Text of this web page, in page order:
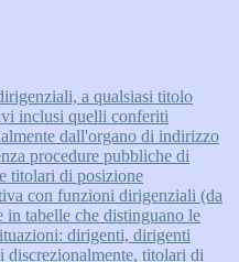
a qualsiasi titolo
inclusi quelli conferiti
dall'organo di indirizzo
procedure pubbliche di
titolari di posizione
con funzioni dirigenziali (da
in tabelle che distinguano le
dirigenti, dirigenti
discrezionalmente, titolari di